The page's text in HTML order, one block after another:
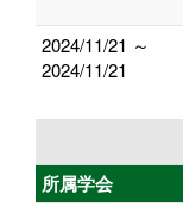
2024/11/21 ～
2024/11/21
所属学会